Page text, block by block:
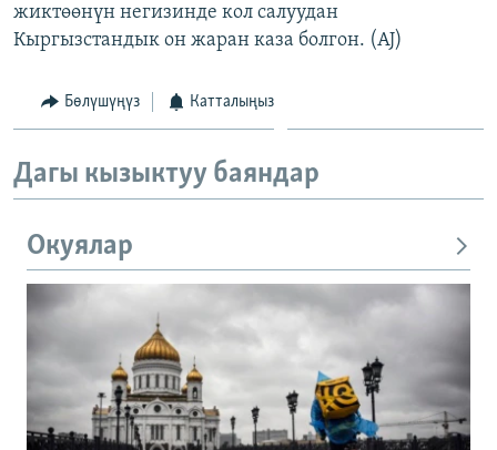
жиктөөнүн негизинде кол салуудан
Кыргызстандык он жаран каза болгон. (AJ)
Бөлүшүңүз Катталыңыз
Дагы кызыктуу баяндар
Окуялар